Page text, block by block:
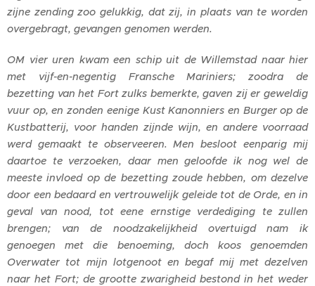
zijne zending zoo gelukkig, dat zij, in plaats van te worden
overgebragt, gevangen genomen werden.
OM vier uren kwam een schip uit de Willemstad naar hier
met vijf-en-negentig Fransche Mariniers; zoodra de
bezetting van het Fort zulks bemerkte, gaven zij er geweldig
vuur op, en zonden eenige Kust Kanonniers en Burger op de
Kustbatterij, voor handen zijnde wijn, en andere voorraad
werd gemaakt te observeeren. Men besloot eenparig mij
daartoe te verzoeken, daar men geloofde ik nog wel de
meeste invloed op de bezetting zoude hebben, om dezelve
door een bedaard en vertrouwelijk geleide tot de Orde, en in
geval van nood, tot eene ernstige verdediging te zullen
brengen; van de noodzakelijkheid overtuigd nam ik
genoegen met die benoeming, doch koos genoemden
Overwater tot mijn lotgenoot en begaf mij met dezelven
naar het Fort; de grootte zwarigheid bestond in het weder